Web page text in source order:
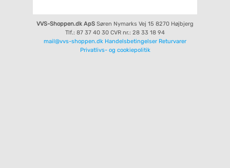
VVS-Shoppen.dk ApS Søren Nymarks Vej 15 8270 Højbjerg
Tlf.: 87 37 40 30 CVR nr.: 28 33 18 94
mail@vvs-shoppen.dk Handelsbetingelser Returvarer
Privatlivs- og cookiepolitik